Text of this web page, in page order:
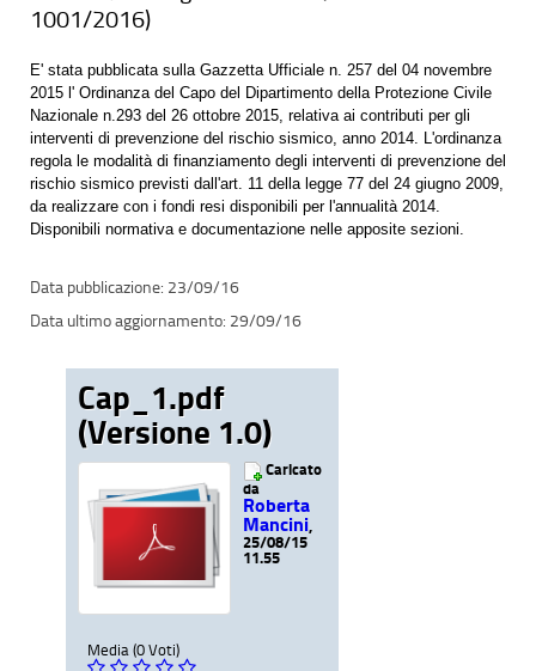
1001/2016)
E' stata pubblicata sulla Gazzetta Ufficiale n. 257 del 04 novembre
2015 l' Ordinanza del Capo del Dipartimento della Protezione Civile
Nazionale n.293 del 26 ottobre 2015, relativa ai contributi per gli
interventi di prevenzione del rischio sismico, anno 2014. L'ordinanza
regola le modalità di finanziamento degli interventi di prevenzione del
rischio sismico previsti dall'art. 11 della legge 77 del 24 giugno 2009,
da realizzare con i fondi resi disponibili per l'annualità 2014.
Disponibili normativa e documentazione nelle apposite sezioni.
23/09/16
29/09/16
Cap_1.pdf
(Versione 1.0)
Caricato
da
Roberta
Mancini
25/08/15
11.55
Media (0 Voti)